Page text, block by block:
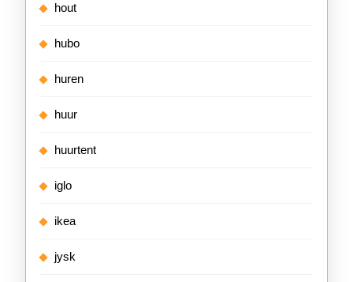
hout
hubo
huren
huur
huurtent
iglo
ikea
jysk